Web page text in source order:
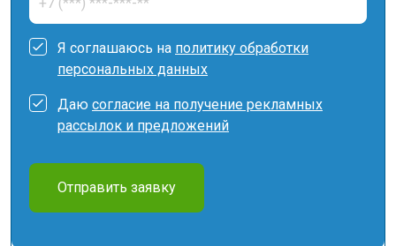
Я соглашаюсь на политику обработки
персональных данных
Даю согласие на получение рекламных
рассылок и предложений
Отправить заявку